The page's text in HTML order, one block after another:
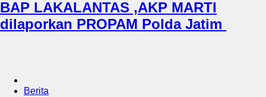
BAP LAKALANTAS ,AKP MARTI
dilaporkan PROPAM Polda Jatim
Berita